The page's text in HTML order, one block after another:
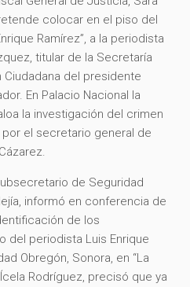
colocar en el piso del
Ramírez”, a la periodista
titular de la Secretaría
del presidente
En Palacio Nacional la
la investigación del crimen
el secretario general de
de Seguridad
informó en conferencia de
de los
del periodista Luis Enrique
Obregón, Sonora, en “La
Rodríguez, precisó que ya